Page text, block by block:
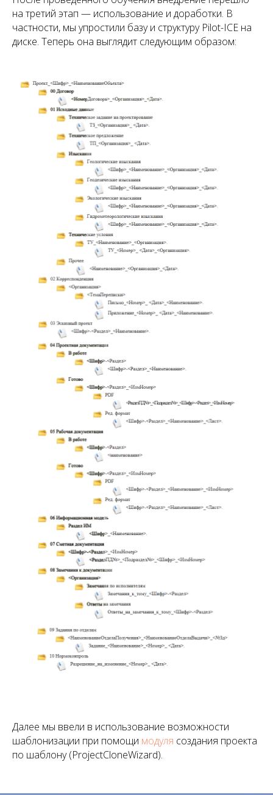
на третий этап — использование и доработки. В
частности, мы упростили базу и структуру Pilot-ICE на
диске. Теперь она выглядит следующим образом:
Далее мы ввели в использование возможности
шаблонизации при помощи модуля создания проекта
по шаблону (ProjectCloneWizard).